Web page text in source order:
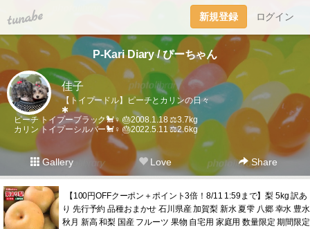
tuna.be 新規登録 ログイン
P-Kari Diary / ぴーちゃん
佳子
【トイプードル】ピーチとカリンの日々
✱
ピーチ トイプーブラック🐩♀ 🎂2008.1.18 ⚖️3.7kg
カリン トイプーシルバー🐩♀ 🎂2022.5.11 ⚖️2.6kg
Gallery Love Share
【100円OFFクーポン＋ポイント3倍！8/11 1:59まで】梨 5kg 訳あ
り 先行予約 品種おまかせ 石川県産 加賀梨 新水 夏雫 八郷 幸水 豊水
秋月 新高 和梨 国産 フルーツ 果物 自宅用 家庭用 数量限定 期間限定